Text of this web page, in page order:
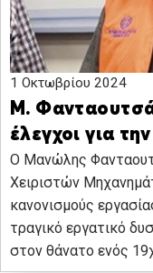
1 Οκτωβρίου 2024
Μ.
έλεγχοι για
Ο Μανώλης
Χειριστών
κανονισμούς
τραγικό εργατικό
στον θάνατο ενός